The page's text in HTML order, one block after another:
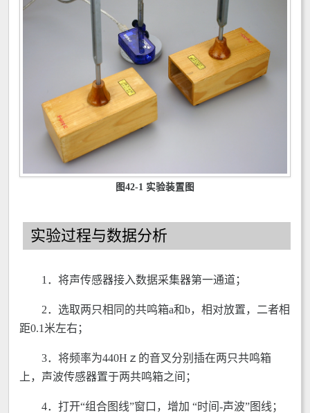
图42-1 实验装置图
实验过程与数据分析
1．将声传感器接入数据采集器第一通道；
2．选取两只相同的共鸣箱a和b，相对放置，二者相
距0.1米左右；
3．将频率为440Hｚ的音叉分别插在两只共鸣箱
上，声波传感器置于两共鸣箱之间；
4．打开“组合图线”窗口，增加 “时间-声波”图线；